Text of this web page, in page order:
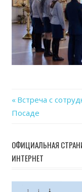
Навигация
записям
Previous
Post:
Встреча с
Посаде
ОФИЦИАЛЬНАЯ
ИНТЕРНЕТ